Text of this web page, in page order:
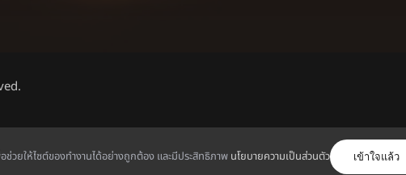
อช่วยให้ไซต์ของทำงานได้อย่างถูกต้อง และมีประสิทธิภาพ นโยบายความเป็นส่วนตัว เข้าใจแล้ว